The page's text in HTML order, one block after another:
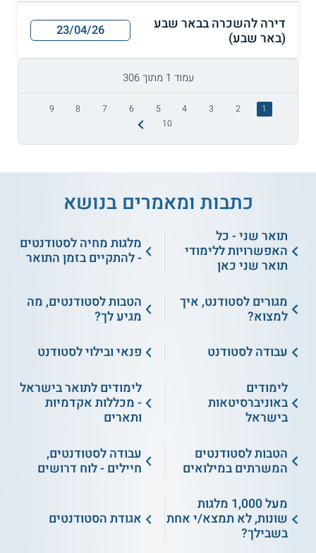
דירה להשכרה בבאר שבע
(באר שבע)
23/04/26
עמוד 1 מתוך 306
1
2
3
4
5
6
7
8
9
10
כתבות ומאמרים בנושא
תואר שני - כל
האפשרויות ללימודי
תואר שני כאן
מלגות מחיה לסטודנטים
- להתקיים בזמן התואר
מגורים לסטודנט, איך
למצוא?
הטבות לסטודנטים, מה
מגיע לך?
עבודה לסטודנט
פנאי ובילוי לסטודנט
לימודים
באוניברסיטאות
בישראל
לימודים לתואר בישראל
- מכללות אקדמיות
ותארים
הטבות לסטודנטים
המשרתים במילואים
עבודה לסטודנטים,
חיילים - לוח דרושים
מעל 1,000 מלגות
שונות, לא תמצא/י אחת
בשבילך?
אגודת הסטודנטים